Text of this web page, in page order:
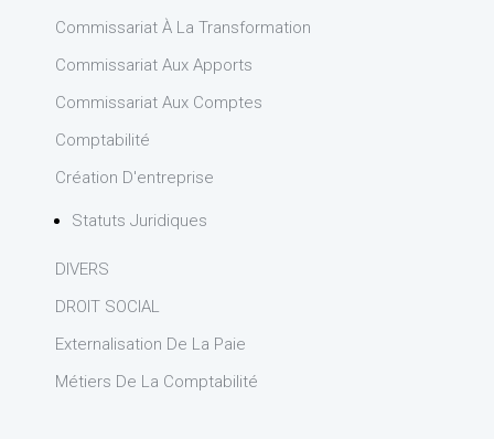
Commissariat À La Transformation
Commissariat Aux Apports
Commissariat Aux Comptes
Comptabilité
Création D'entreprise
Statuts Juridiques
DIVERS
DROIT SOCIAL
Externalisation De La Paie
Métiers De La Comptabilité